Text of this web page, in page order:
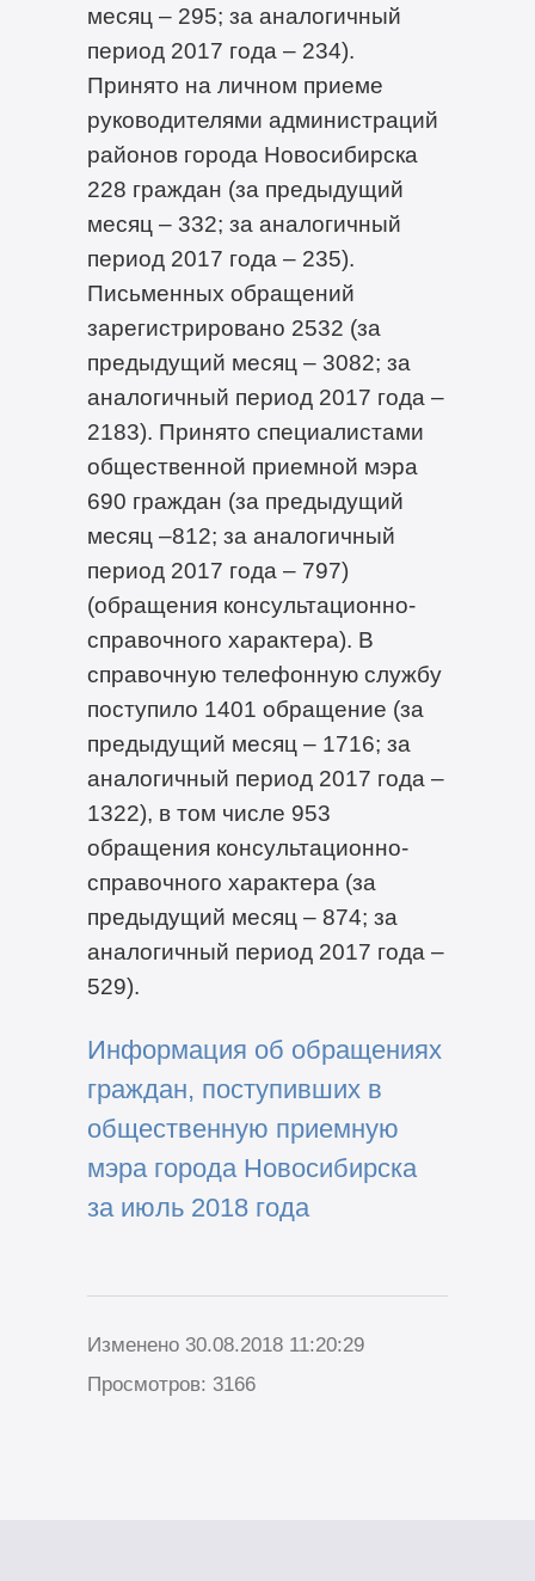
месяц – 295; за аналогичный
период 2017 года – 234).
Принято на личном приеме
руководителями администраций
районов города Новосибирска
228 граждан (за предыдущий
месяц – 332; за аналогичный
период 2017 года – 235).
Письменных обращений
зарегистрировано 2532 (за
предыдущий месяц – 3082; за
аналогичный период 2017 года –
2183). Принято специалистами
общественной приемной мэра
690 граждан (за предыдущий
месяц –812; за аналогичный
период 2017 года – 797)
(обращения консультационно-
справочного характера). В
справочную телефонную службу
поступило 1401 обращение (за
предыдущий месяц – 1716; за
аналогичный период 2017 года –
1322), в том числе 953
обращения консультационно-
справочного характера (за
предыдущий месяц – 874; за
аналогичный период 2017 года –
529).
Информация об обращениях
граждан, поступивших в
общественную приемную
мэра города Новосибирска
за июль 2018 года
Изменено 30.08.2018 11:20:29
Просмотров: 3166